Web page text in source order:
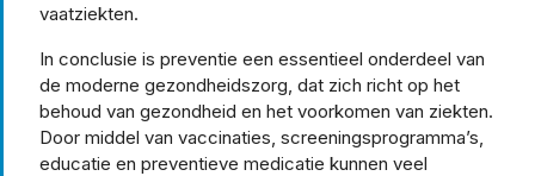
vaatziekten.
In conclusie is preventie een essentieel onderdeel van
de moderne gezondheidszorg, dat zich richt op het
behoud van gezondheid en het voorkomen van ziekten.
Door middel van vaccinaties, screeningsprogramma’s,
educatie en preventieve medicatie kunnen veel